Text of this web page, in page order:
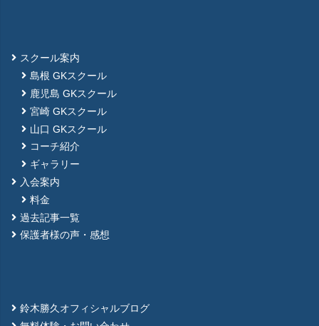
スクール案内
島根 GKスクール
鹿児島 GKスクール
宮崎 GKスクール
山口 GKスクール
コーチ紹介
ギャラリー
入会案内
料金
過去記事一覧
保護者様の声・感想
鈴木勝久オフィシャルブログ